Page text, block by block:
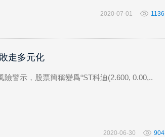
1136
2020-07-01
走多元化
警示，股票簡稱變爲“ST科迪(2.600, 0.00,..
904
2020-06-30